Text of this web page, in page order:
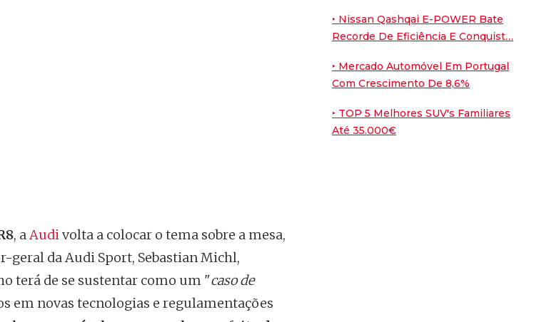
, aAudivolta a colocar o tema sobre a mesa,
geral da Audi Sport, Sebastian Michl,
terá de se sustentar como um "caso de
em novas tecnologias e regulamentações
9/10
Porsche Cayenne
7.6/10
‣ Nissan Qashqai E-POWER Bate
Recorde De Eficiência E Conquist…
‣ Mercado Automóvel Em Portugal
Com Crescimento De 8,6%
‣ TOP 5 Melhores SUV's Familiares
Até 35.000€